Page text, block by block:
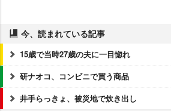
今、読まれている記事
15歳で当時27歳の夫に一目惚れ
研ナオコ、コンビニで買う商品
井手らっきょ、被災地で炊き出し